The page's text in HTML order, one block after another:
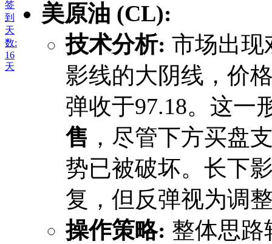
签
到
天
数:
16
天
美原油 (CL):
技术分析: 市场出
影线的大阴线，价
弹收于97.18。这一
售 ，尽管下方买盘
势已被破坏。长下
复，但反弹视为调
操作策略: 整体思